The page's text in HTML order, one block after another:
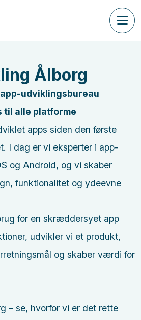
Ålborg
udviklingsbureau
til alle platforme
apps siden den første
I dag er vi eksperter i app-
og Android, og vi skaber
funktionalitet og ydeevne
for en skræddersyet app
udvikler vi et produkt,
og skaber værdi for
– se, hvorfor vi er det rette